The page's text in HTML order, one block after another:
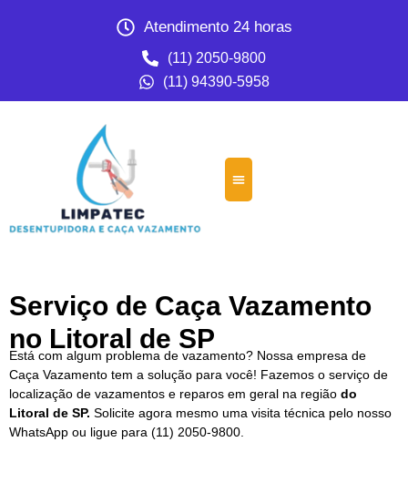
Atendimento 24 horas
(11) 2050-9800
(11) 94390-5958
Serviço de Caça Vazamento
no Litoral de SP
Está com algum problema de vazamento? Nossa empresa de
Caça Vazamento tem a solução para você! Fazemos o serviço de
localização de vazamentos e reparos em geral na região do
Litoral de SP. Solicite agora mesmo uma visita técnica pelo nosso
WhatsApp ou ligue para (11) 2050-9800.